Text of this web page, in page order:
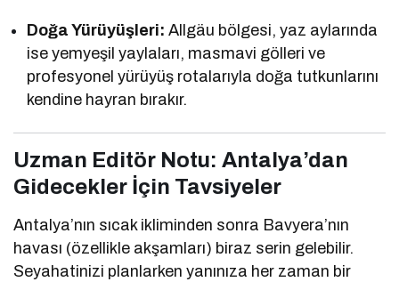
Doğa Yürüyüşleri: Allgäu bölgesi, yaz aylarında
ise yemyeşil yaylaları, masmavi gölleri ve
profesyonel yürüyüş rotalarıyla doğa tutkunlarını
kendine hayran bırakır.
Uzman Editör Notu: Antalya’dan
Gidecekler İçin Tavsiyeler
Antalya’nın sıcak ikliminden sonra Bavyera’nın
havası (özellikle akşamları) biraz serin gelebilir.
Seyahatinizi planlarken yanınıza her zaman bir